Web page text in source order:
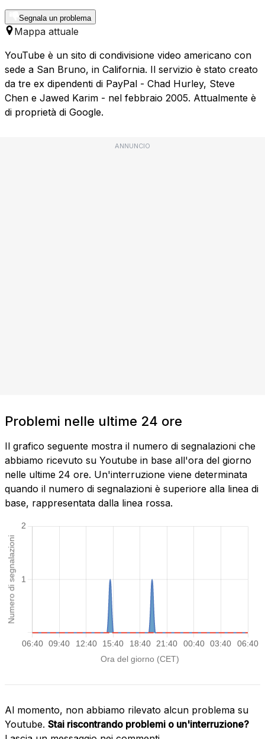
Segnala un problema
Mappa attuale
YouTube è un sito di condivisione video americano con
sede a San Bruno, in California. Il servizio è stato creato
da tre ex dipendenti di PayPal - Chad Hurley, Steve
Chen e Jawed Karim - nel febbraio 2005. Attualmente è
di proprietà di Google.
ANNUNCIO
Problemi nelle ultime 24 ore
Il grafico seguente mostra il numero di segnalazioni che
abbiamo ricevuto su Youtube in base all'ora del giorno
nelle ultime 24 ore. Un'interruzione viene determinata
quando il numero di segnalazioni è superiore alla linea di
base, rappresentata dalla linea rossa.
Al momento, non abbiamo rilevato alcun problema su
Youtube. Stai riscontrando problemi o un'interruzione?